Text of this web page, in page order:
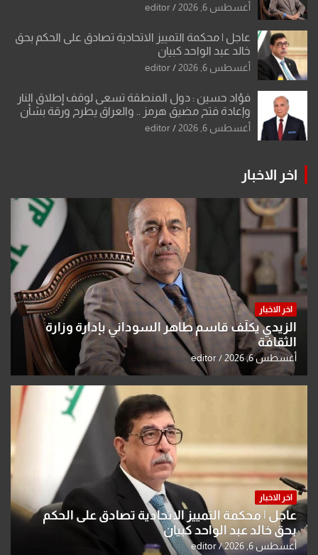
أغسطس 6, 2026 editor
عاجل | محكمة التمييز الاتحادية تصادق على الحكم بحق
خالد عبد الواحد كبيان
أغسطس 6, 2026 editor
فؤاد حسين : دول المنطقة تسعى لوقف إطلاق النار
وإعادة فتح مضيق هرمز .. والعراق يطرح ورقة بشأن
تحولات القدس
أغسطس 6, 2026 editor
اخر الاخبار
اخر الاخبار
الزيدي يكلّف قاسم طاهر السوداني بإدارة وزارة
الثقافة
أغسطس 6, 2026 editor
اخر الاخبار
عاجل | محكمة التمييز الاتحادية تصادق على الحكم
بحق خالد عبد الواحد كبيان
أغسطس 6, 2026 editor